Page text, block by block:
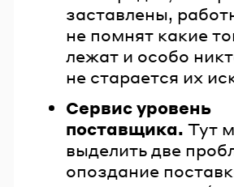
заставлены,
не помнят какие
лежат и особо
не старается их
Сервис уровень
поставщика. Тут
выделить две
опоздание